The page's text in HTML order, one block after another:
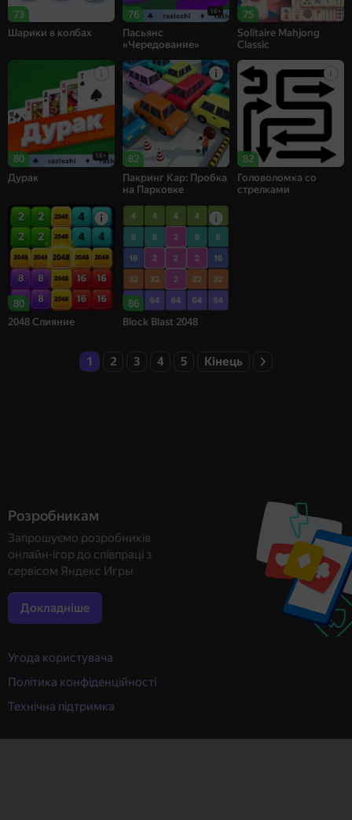
73
Шарики в колбах
76 16+
Пасьянс
«Чередование»
75
Solitaire Mahjong
Classic
80 16+
Дурак
82
Пакринг Кар: Пробка
на Парковке
82
Головоломка со
стрелками
80
2048 Слияние
86
Block Blast 2048
1 2 3 4 5 Кінець
Розробникам
Запрошуємо розробників
онлайн-ігор до співпраці з
сервісом Яндекс Игры
Докладніше
Угода користувача
Політика конфіденційності
Технічна підтримка